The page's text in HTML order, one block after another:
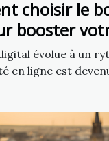
choisir le
booster
évolue à un
en ligne est